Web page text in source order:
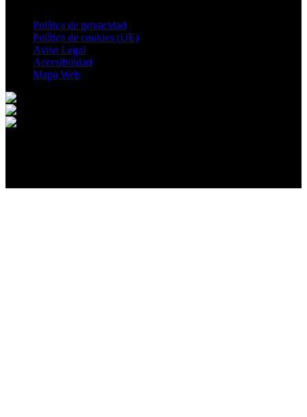
Política de privacidad
Política de cookies (UE)
Aviso Legal
Accesibilidad
Mapa Web